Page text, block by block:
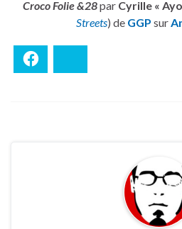
Croco Folie &28par Cyrille «
Streets) de GGP sur